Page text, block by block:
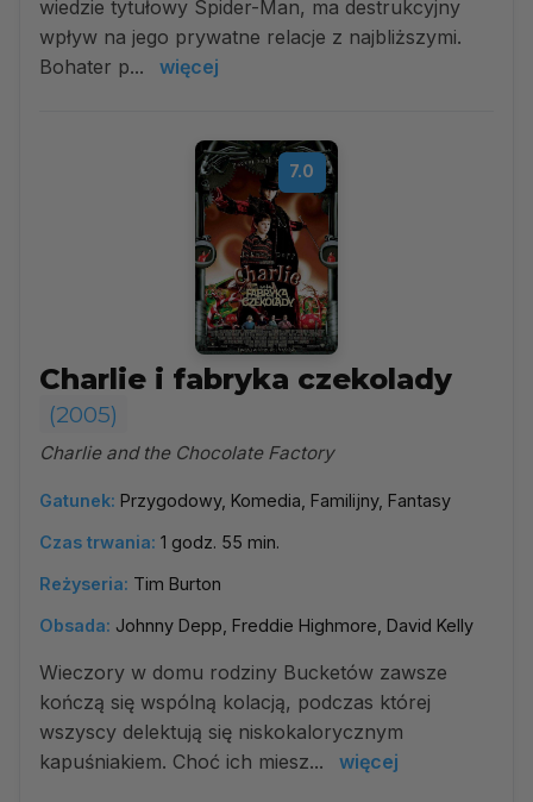
wiedzie tytułowy Spider-Man, ma destrukcyjny
wpływ na jego prywatne relacje z najbliższymi.
Bohater p...
więcej
7.0
Charlie i fabryka czekolady
(2005)
Charlie and the Chocolate Factory
Gatunek: Przygodowy, Komedia, Familijny, Fantasy
Czas trwania: 1 godz. 55 min.
Reżyseria: Tim Burton
Obsada: Johnny Depp, Freddie Highmore, David Kelly
Wieczory w domu rodziny Bucketów zawsze
kończą się wspólną kolacją, podczas której
wszyscy delektują się niskokalorycznym
kapuśniakiem. Choć ich miesz...
więcej